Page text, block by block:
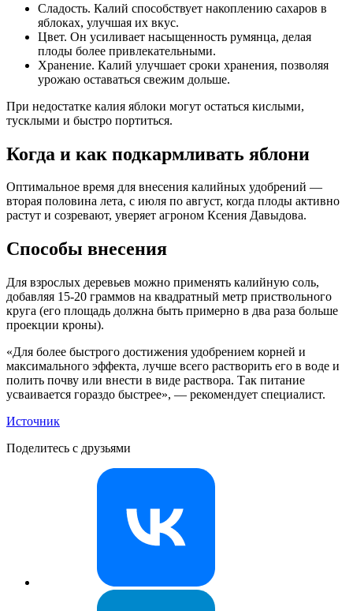
Сладость. Калий способствует накоплению сахаров в
яблоках, улучшая их вкус.
Цвет. Он усиливает насыщенность румянца, делая
плоды более привлекательными.
Хранение. Калий улучшает сроки хранения, позволяя
урожаю оставаться свежим дольше.
При недостатке калия яблоки могут остаться кислыми,
тусклыми и быстро портиться.
Когда и как подкармливать яблони
Оптимальное время для внесения калийных удобрений —
вторая половина лета, с июля по август, когда плоды активно
растут и созревают, уверяет агроном Ксения Давыдова.
Способы внесения
Для взрослых деревьев можно применять калийную соль,
добавляя 15-20 граммов на квадратный метр приствольного
круга (его площадь должна быть примерно в два раза больше
проекции кроны).
«Для более быстрого достижения удобрением корней и
максимального эффекта, лучше всего растворить его в воде и
полить почву или внести в виде раствора. Так питание
усваивается гораздо быстрее», — рекомендует специалист.
Источник
Поделитесь с друзьями